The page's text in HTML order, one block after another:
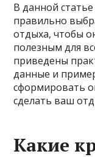
В данной
правильно
отдыха, чтобы
полезным для
приведены
данные и
сформировать
сделать ваш
Какие